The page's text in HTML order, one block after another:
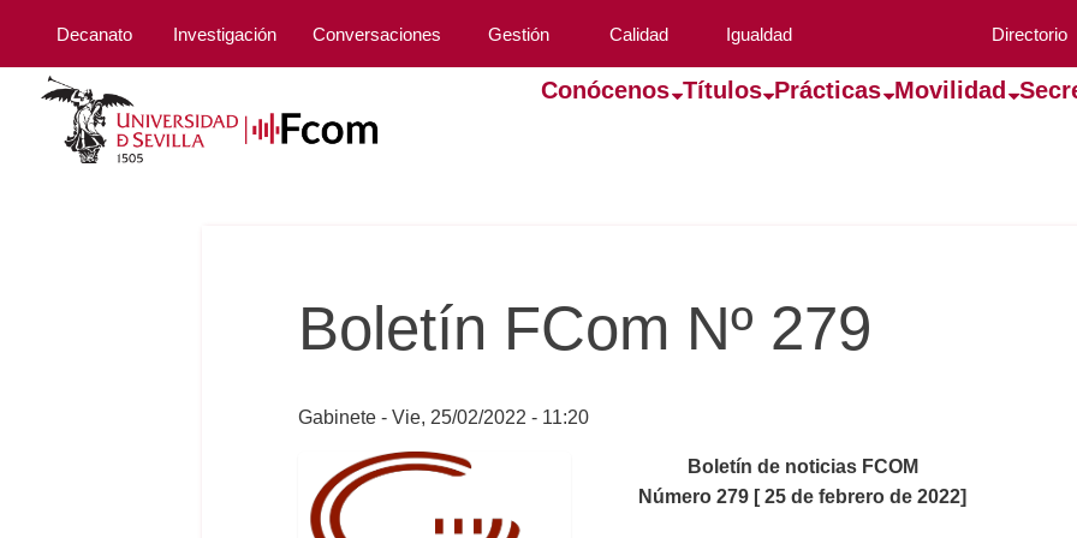
Decanato Investigación Conversaciones Gestión Calidad Igualdad Directorio
Conócenos Títulos Prácticas Movilidad
Boletín FCom Nº 279
Gabinete Vie, 25/02/2022 - 11:20
Boletín de noticias FCOM
Número 279 [ 25 de febrero de 2022]